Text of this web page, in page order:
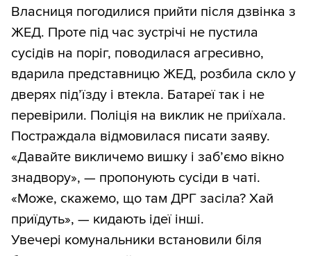
Власниця погодилися прийти після дзвінка з
ЖЕД. Проте під час зустрічі не пустила
сусідів на поріг, поводилася агресивно,
вдарила представницю ЖЕД, розбила скло у
дверях під’їзду і втекла. Батареї так і не
перевірили. Поліція на виклик не приїхала.
Постраждала відмовилася писати заяву.
«Давайте викличемо вишку і заб’ємо вікно
знадвору», — пропонують сусіди в чаті.
«Може, скажемо, що там ДРГ засіла? Хай
приїдуть», — кидають ідеї інші.
Увечері комунальники встановили біля